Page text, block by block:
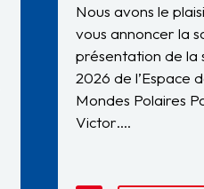
Nous avons le
vous annoncer la
présentation de la
2026 de l’Espace
Mondes Polaires
Victor….